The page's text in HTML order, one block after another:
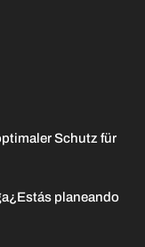
Schutz für
planeando